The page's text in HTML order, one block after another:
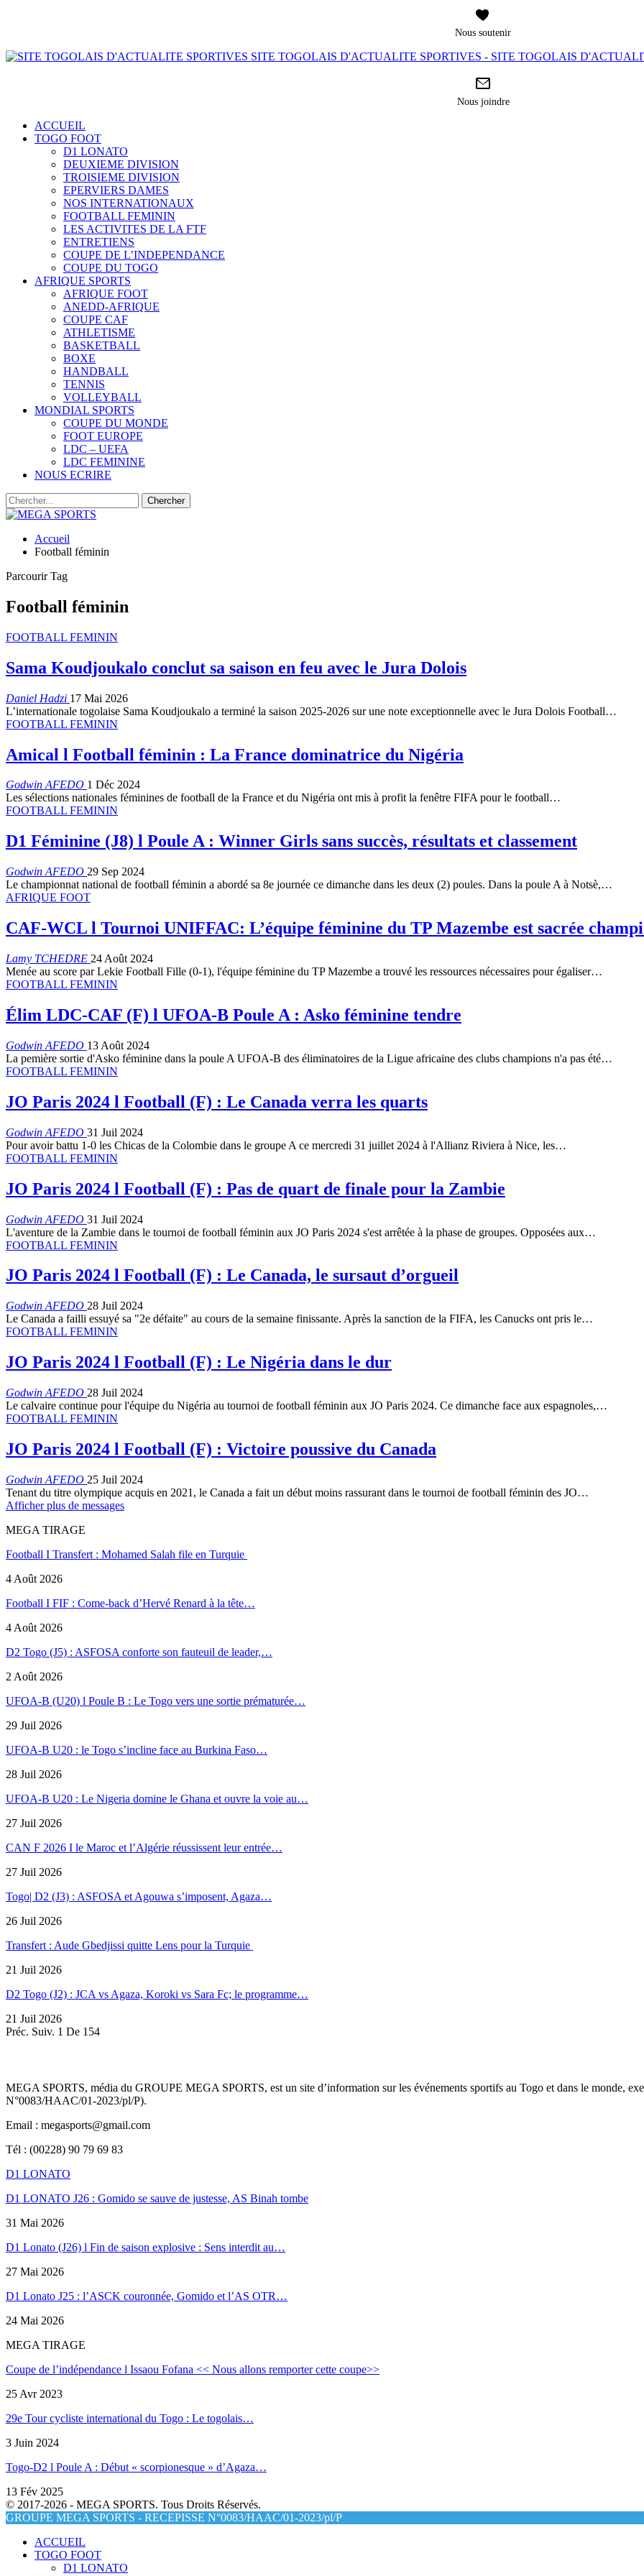
Nous soutenir
SITE TOGOLAIS D'ACTUALITE SPORTIVES - SITE TOGOLAIS
Nous joindre
ACCUEIL
TOGO FOOT
D1 LONATO
DEUXIEME DIVISION
TROISIEME DIVISION
EPERVIERS DAMES
NOS INTERNATIONAUX
FOOTBALL FEMININ
LES ACTIVITES DE LA FTF
ENTRETIENS
COUPE DE L’INDEPENDANCE
COUPE DU TOGO
AFRIQUE SPORTS
AFRIQUE FOOT
ANEDD-AFRIQUE
COUPE CAF
ATHLETISME
BASKETBALL
BOXE
HANDBALL
TENNIS
VOLLEYBALL
MONDIAL SPORTS
COUPE DU MONDE
FOOT EUROPE
LDC – UEFA
LDC FEMININE
NOUS ECRIRE
Accueil
Football féminin
Parcourir Tag
Football féminin
FOOTBALL FEMININ
Sama Koudjoukalo conclut sa saison en feu avec le Jura Dolois
Daniel Hadzi 17 Mai 2026
L’internationale togolaise Sama Koudjoukalo a terminé la saison 2025-2026 sur une note exceptionnelle avec le Jura Dolois Football…
FOOTBALL FEMININ
Amical l Football féminin : La France dominatrice du Nigéria
Godwin AFEDO 1 Déc 2024
Les sélections nationales féminines de football de la France et du Nigéria ont mis à profit la fenêtre FIFA pour le football…
FOOTBALL FEMININ
D1 Féminine (J8) l Poule A : Winner Girls sans succès, résultats et classement
Godwin AFEDO 29 Sep 2024
Le championnat national de football féminin a abordé sa 8e journée ce dimanche dans les deux (2) poules. Dans la poule A à Notsè,…
AFRIQUE FOOT
CAF-WCL l Tournoi UNIFFAC: L’équipe féminine du TP Mazembe est sacrée
Lamy TCHEDRE 24 Août 2024
Menée au score par Lekie Football Fille (0-1), l'équipe féminine du TP Mazembe a trouvé les ressources nécessaires pour égaliser…
FOOTBALL FEMININ
Élim LDC-CAF (F) l UFOA-B Poule A : Asko féminine tendre
Godwin AFEDO 13 Août 2024
La pemière sortie d'Asko féminine dans la poule A UFOA-B des éliminatoires de la Ligue africaine des clubs champions n'a pas été…
FOOTBALL FEMININ
JO Paris 2024 l Football (F) : Le Canada verra les quarts
Godwin AFEDO 31 Juil 2024
Pour avoir battu 1-0 les Chicas de la Colombie dans le groupe A ce mercredi 31 juillet 2024 à l'Allianz Riviera à Nice, les…
FOOTBALL FEMININ
JO Paris 2024 l Football (F) : Pas de quart de finale pour la Zambie
Godwin AFEDO 31 Juil 2024
L'aventure de la Zambie dans le tournoi de football féminin aux JO Paris 2024 s'est arrêtée à la phase de groupes. Opposées aux…
FOOTBALL FEMININ
JO Paris 2024 l Football (F) : Le Canada, le sursaut d’orgueil
Godwin AFEDO 28 Juil 2024
Le Canada a failli essuyé sa "2e défaite" au cours de la semaine finissante. Après la sanction de la FIFA, les Canucks ont pris le…
FOOTBALL FEMININ
JO Paris 2024 l Football (F) : Le Nigéria dans le dur
Godwin AFEDO 28 Juil 2024
Le calvaire continue pour l'équipe du Nigéria au tournoi de football féminin aux JO Paris 2024. Ce dimanche face aux espagnoles,…
FOOTBALL FEMININ
JO Paris 2024 l Football (F) : Victoire poussive du Canada
Godwin AFEDO 25 Juil 2024
Tenant du titre olympique acquis en 2021, le Canada a fait un début moins rassurant dans le tournoi de football féminin des JO…
Afficher plus de messages
MEGA TIRAGE
Football I Transfert : Mohamed Salah file en Turquie
4 Août 2026
Football I FIF : Come-back d’Hervé Renard à la tête…
4 Août 2026
D2 Togo (J5) : ASFOSA conforte son fauteuil de leader,…
2 Août 2026
UFOA-B (U20) l Poule B : Le Togo vers une sortie prématurée…
29 Juil 2026
UFOA-B U20 : le Togo s’incline face au Burkina Faso…
28 Juil 2026
UFOA-B U20 : Le Nigeria domine le Ghana et ouvre la voie au…
27 Juil 2026
CAN F 2026 I le Maroc et l’Algérie réussissent leur entrée…
27 Juil 2026
Togo| D2 (J3) : ASFOSA et Agouwa s’imposent, Agaza…
26 Juil 2026
Transfert : Aude Gbedjissi quitte Lens pour la Turquie
21 Juil 2026
D2 Togo (J2) : JCA vs Agaza, Koroki vs Sara Fc; le programme…
21 Juil 2026
Préc. Suiv. 1 De 154
MEGA SPORTS, média du GROUPE MEGA SPORTS, est un site d’information sur les événements sportifs au Togo et dans le monde,
N°0083/HAAC/01-2023/pl/P).
Email : megasports@gmail.com
Tél : (00228) 90 79 69 83
D1 LONATO
D1 LONATO J26 : Gomido se sauve de justesse, AS Binah tombe
31 Mai 2026
D1 Lonato (J26) l Fin de saison explosive : Sens interdit au…
27 Mai 2026
D1 Lonato J25 : l’ASCK couronnée, Gomido et l’AS OTR…
24 Mai 2026
MEGA TIRAGE
Coupe de l’indépendance l Issaou Fofana << Nous allons remporter cette coupe>>
25 Avr 2023
29e Tour cycliste international du Togo : Le togolais…
3 Juin 2024
Togo-D2 l Poule A : Début « scorpionesque » d’Agaza…
13 Fév 2025
© 2017-2026 - MEGA SPORTS. Tous Droits Réservés.
GROUPE MEGA SPORTS - RECEPISSE N°0083/HAAC/01-2023/pl/P
ACCUEIL
TOGO FOOT
D1 LONATO